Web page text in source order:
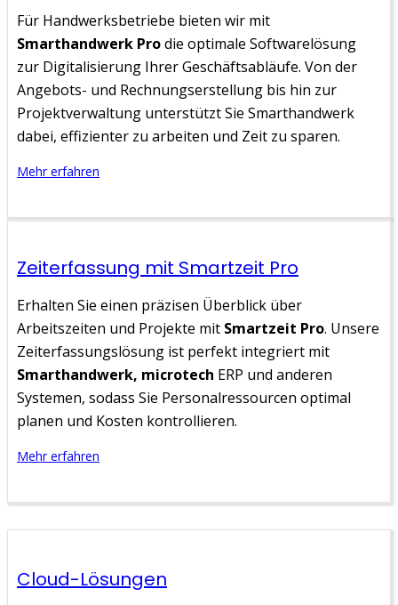
Für Handwerksbetriebe bieten wir mit
Smarthandwerk Prodie optimale Softwarelösung
zur Digitalisierung Ihrer Geschäftsabläufe. Von der
Angebots- und Rechnungserstellung bis hin zur
Projektverwaltung unterstützt Sie Smarthandwerk
dabei, effizienter zu arbeiten und Zeit zu sparen.
Mehr erfahren
Zeiterfassung mit Smartzeit Pro
Erhalten Sie einen präzisen Überblick über
Arbeitszeiten und Projekte mit Smartzeit Pro. Unsere
Zeiterfassungslösung ist perfekt integriert mit
Smarthandwerk, microtech ERP und anderen
Systemen, sodass Sie Personalressourcen optimal
planen und Kosten kontrollieren.
Mehr erfahren
Cloud-Lösungen